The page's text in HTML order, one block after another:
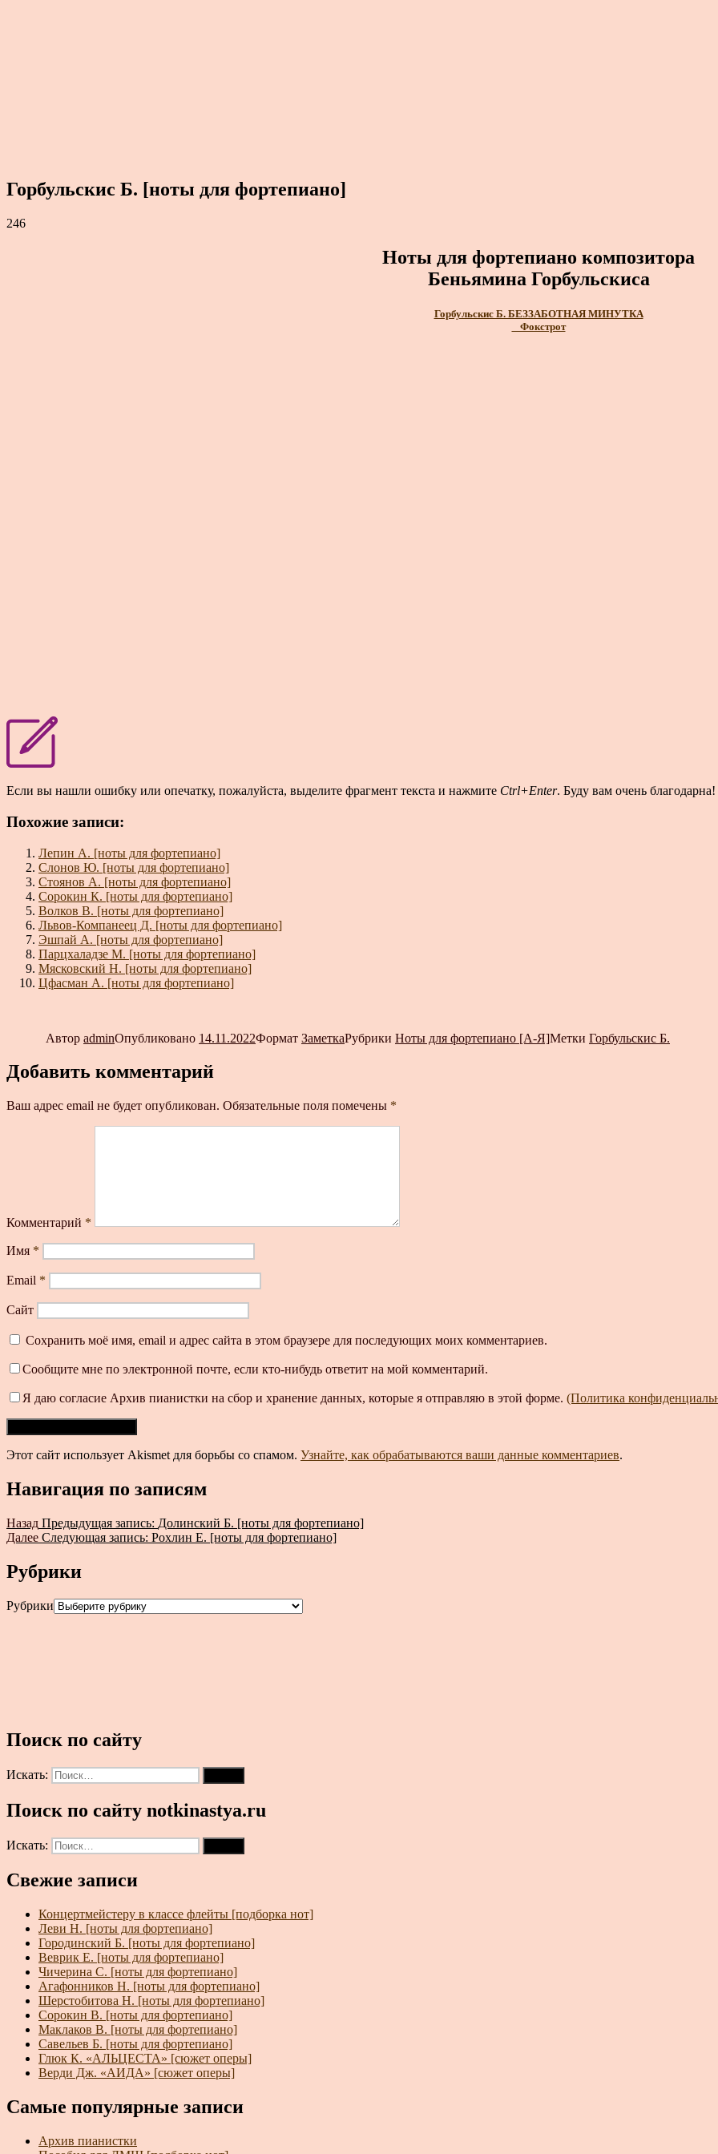
Горбульскис Б. [ноты для фортепиано]
246
Ноты для фортепиано композитора
Беньямина Горбульскиса
Горбульскис Б. БЕЗЗАБОТНАЯ МИНУТКА
_ Фокстрот
Если вы нашли ошибку или опечатку, пожалуйста, выделите фрагмент текста и нажмите Ctrl+Enter. Буду вам очень благодарна!
Похожие записи:
Лепин А. [ноты для фортепиано]
Слонов Ю. [ноты для фортепиано]
Стоянов А. [ноты для фортепиано]
Сорокин К. [ноты для фортепиано]
Волков В. [ноты для фортепиано]
Львов-Компанеец Д. [ноты для фортепиано]
Эшпай А. [ноты для фортепиано]
Парцхаладзе М. [ноты для фортепиано]
Мясковский Н. [ноты для фортепиано]
Цфасман А. [ноты для фортепиано]
Автор adminОпубликовано 14.11.2022Формат ЗаметкаРубрики Ноты для фортепиано [А-Я]Метки Горбульскис Б.
Добавить комментарий
Ваш адрес email не будет опубликован. Обязательные поля помечены *
Комментарий *
Имя *
Email *
Сайт
Сохранить моё имя, email и адрес сайта в этом браузере для последующих моих комментариев.
Сообщите мне по электронной почте, если кто-нибудь ответит на мой комментарий.
Я даю согласие Архив пианистки на сбор и хранение данных, которые я отправляю в этой форме. (Политика
Этот сайт использует Akismet для борьбы со спамом. Узнайте, как обрабатываются ваши данные комментариев.
Навигация по записям
Назад Предыдущая запись: Долинский Б. [ноты для фортепиано]
Далее Следующая запись: Рохлин Е. [ноты для фортепиано]
Рубрики
Рубрики
Поиск по сайту
Искать:
Поиск по сайту notkinastya.ru
Искать:
Свежие записи
Концертмейстеру в классе флейты [подборка нот]
Леви Н. [ноты для фортепиано]
Городинский Б. [ноты для фортепиано]
Веврик Е. [ноты для фортепиано]
Чичерина С. [ноты для фортепиано]
Агафонников Н. [ноты для фортепиано]
Шерстобитова Н. [ноты для фортепиано]
Сорокин В. [ноты для фортепиано]
Маклаков В. [ноты для фортепиано]
Савельев Б. [ноты для фортепиано]
Глюк К. «АЛЬЦЕСТА» [сюжет оперы]
Верди Дж. «АИДА» [сюжет оперы]
Самые популярные записи
Архив пианистки